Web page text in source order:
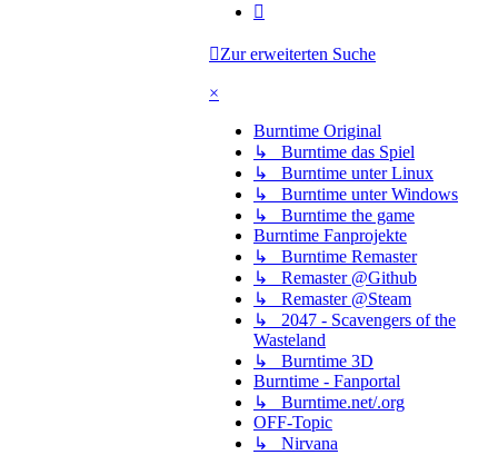
Zur erweiterten Suche
×
Burntime Original
↳ Burntime das Spiel
↳ Burntime unter Linux
↳ Burntime unter Windows
↳ Burntime the game
Burntime Fanprojekte
↳ Burntime Remaster
↳ Remaster @Github
↳ Remaster @Steam
↳ 2047 - Scavengers of the
Wasteland
↳ Burntime 3D
Burntime - Fanportal
↳ Burntime.net/.org
OFF-Topic
↳ Nirvana